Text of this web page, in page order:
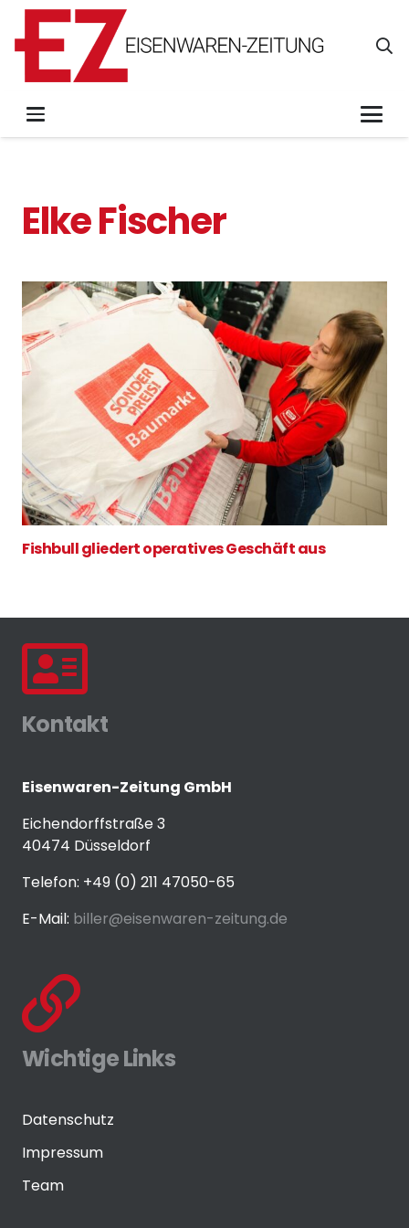
Elke Fischer
Fishbull gliedert operatives Geschäft aus
Kontakt
Eisenwaren-Zeitung GmbH
Eichendorffstraße 3
40474 Düsseldorf
Telefon: +49 (0) 211 47050-65
E-Mail: biller@eisenwaren-zeitung.de
Wichtige Links
Datenschutz
Impressum
Team